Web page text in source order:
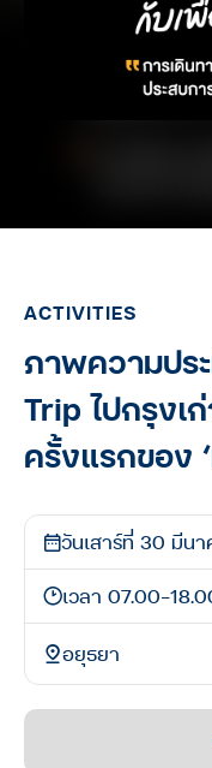
ACTIVITIES
ภาพความปร
Trip ไปกรุงเ
ครั้งแรกของ
วันเสาร์ที่ 30 มีน
เวลา 07.00-
อยุธยา